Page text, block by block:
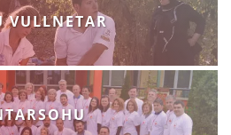
MARRËVESHJE
PROJEKTE
PËR KËRKIM
PREVENTIVE
VULLNETAR